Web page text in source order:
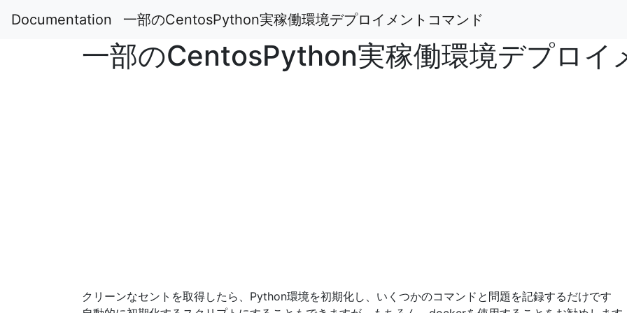
Documentation 一部のCentosPython実稼働環境デプロイメントコマンド
一部のCentosPython実稼働環境デプロイ
クリーンなセントを取得したら、Python環境を初期化し、いくつかのコマンドと問題を記録するだけです